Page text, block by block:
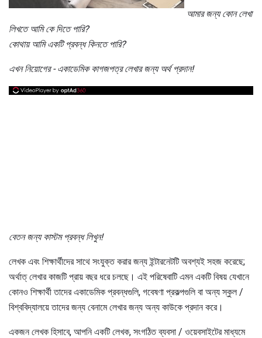
আমার জন্য কোন লেখা
লিখতে আমি কে দিতে পারি?
কোথায় আমি একটি প্রবন্ধ কিনতে পারি?
এখন নিয়োগের - একাডেমিক কাগজপত্র লেখার জন্য অর্থ প্রদান!
বেতন জন্য কাস্টম প্রবন্ধ লিখুন!
লেখক এবং শিক্ষার্থীদের সাথে সংযুক্ত করার জন্য ইন্টারনেটটি অবশ্যই সহজ করেছে;
অর্থাত্ লেখার কাজটি প্রায় বছর ধরে চলছে। এই পরিষেবাটি এমন একটি বিষয় যেখানে
কোনও শিক্ষার্থী তাদের একাডেমিক প্রবন্ধগুলি, গবেষণা প্রকল্পগুলি বা অন্য স্কুল /
বিশ্ববিদ্যালয়ে তাদের জন্য বেনামে লেখার জন্য অন্য কাউকে প্রদান করে।
একজন লেখক হিসাবে, আপনি একটি লেখক, সংগঠিত ব্যবসা / ওয়েবসাইটের মাধ্যমে